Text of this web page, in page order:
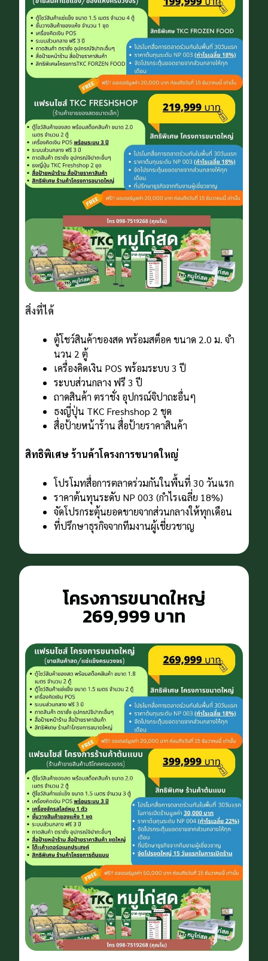
สิ่งที่ได้
ตู้โชว์สินค้าของสด พร้อมสต็อค ขนาด 2.0 ม. จํา
นวน 2 ตู้
เครื่องคิดเงิน POS พร้อมระบบ 3 ปี
ระบบส่วนกลาง ฟรี 3 ปี
ถาดสินค้า ตราชั่ง อุปกรณ์จิปาถะอื่นๆ
ธงญี่ปุ่น TKC Freshshop 2 ชุด
สื่อป้ายหน้าร้าน สื่อป้ายราคาสินค้า
สิทธิพิเศษ ร้านค้าโครงการขนาดใหญ่
โปรโมทสื่อการตลาดร่วมกันในพื้นที่ 30 วันแรก
ราคาต้นทุนระดับ NP 003 (กําไรเฉลี่ย 18%)
จัดโปรกระตุ้นยอดขายจากส่วนกลางให้ทุกเดือน
ที่ปรึกษาธุรกิจจากทีมงานผู้เชี่ยวชาญ
โครงการขนาดใหญ่
269,999 บาท